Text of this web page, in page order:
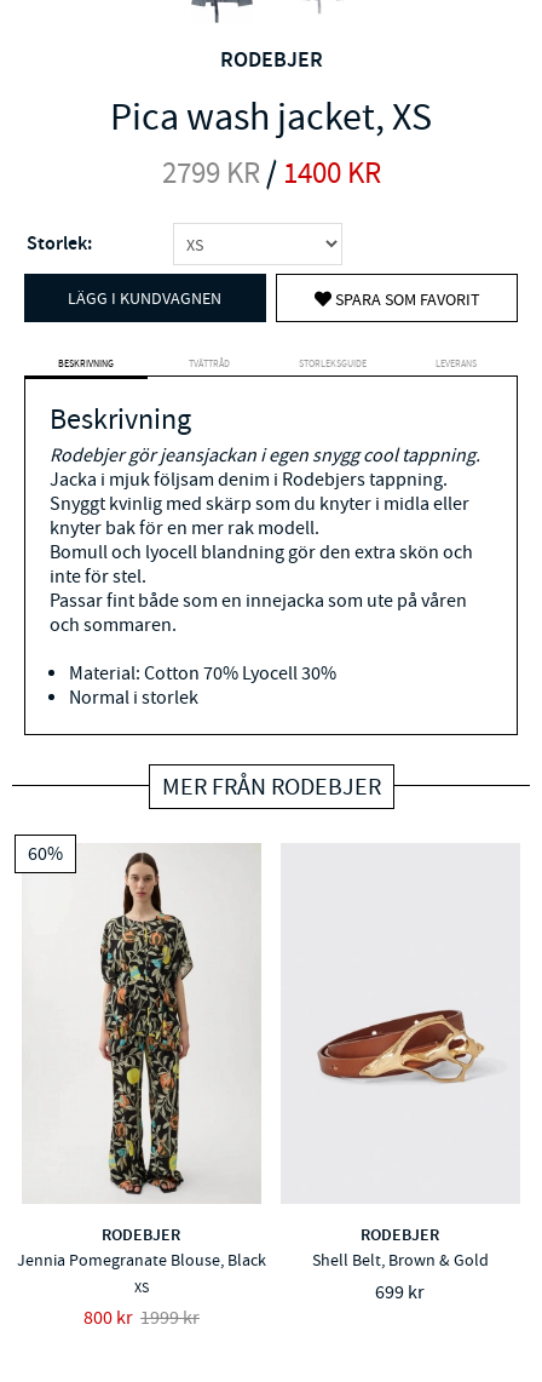
RODEBJER
Pica wash jacket, XS
2799 KR/ 1400KR
Storlek:
LÄGG I KUNDVAGNEN SPARA SOM FAVORIT
BESKRIVNING TVÄTTRÅD STORLEKSGUIDE LEVERANS
Beskrivning
Rodebjer gör jeansjackan i egen snygg cool tappning.
Jacka i mjuk följsam denim i Rodebjers tappning.
Snyggt kvinlig med skärp som du knyter i midla eller
knyter bak för en mer rak modell.
Bomull och lyocell blandning gör den extra skön och
inte för stel.
Passar fint både som en innejacka som ute på våren
och sommaren.
Material: Cotton 70% Lyocell 30%
Normal i storlek
MER FRÅN RODEBJER
60%
RODEBJER
Jennia Pomegranate Blouse, Black
XS
800 kr 1999 kr
RODEBJER
Shell Belt, Brown & Gold
699 kr